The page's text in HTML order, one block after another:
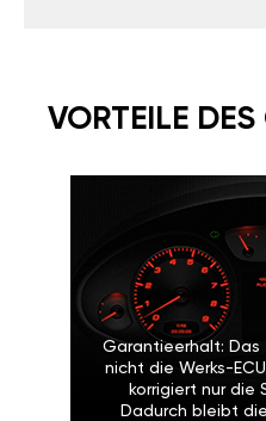
VORTEILE
Garantieerhalt: Das
nicht die Werks-
korrigiert nur die
Dadurch bleibt